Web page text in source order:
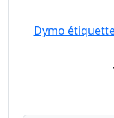
Dymo